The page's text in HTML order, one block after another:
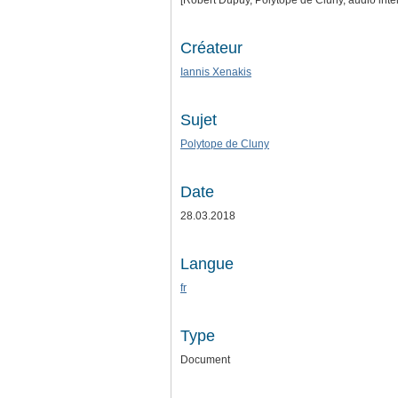
Créateur
Iannis Xenakis
Sujet
Polytope de Cluny
Date
28.03.2018
Langue
fr
Type
Document